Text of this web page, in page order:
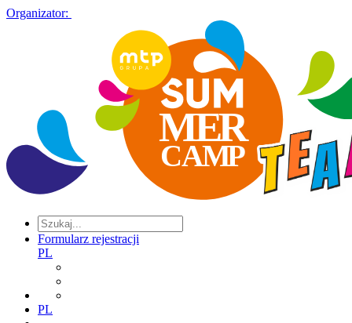
Organizator:
Formularz rejestracji
PL
PL